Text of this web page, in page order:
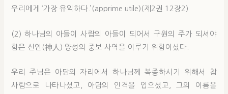
우리에게 ‘가장 유익하다.’(apprime utile)(제2권 12장2)
(2) 하나님의 아들이 사람의 아들이 되어서 구원의 주가 되셔야
함은 신인(神人) 양성의 중보 사역을 이루기 위함이셨다.
우리 주님은 아담의 자리에서 하나님께 복종하시기 위해서 참
사람으로 나타나셨고, 아담의 인격을 입으셨고, 그의 이름을